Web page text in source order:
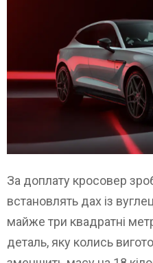
За доплату кросовер
встановлять дах із
майже три квадратні
деталь, яку колись